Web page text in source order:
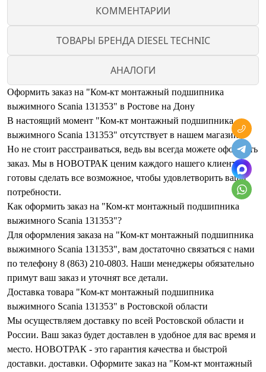
КОММЕНТАРИИ
ТОВАРЫ БРЕНДА DIESEL TECHNIC
АНАЛОГИ
Оформить заказ на "Ком-кт монтажный подшипника
выжимного Scania 131353" в Ростове на Дону
В настоящий момент "Ком-кт монтажный подшипника
выжимного Scania 131353" отсутствует в нашем магазине.
Но не стоит расстраиваться, ведь вы всегда можете оформить
заказ. Мы в НОВОТРАК ценим каждого нашего клиента и
готовы сделать все возможное, чтобы удовлетворить ваши
потребности.
Как оформить заказ на "Ком-кт монтажный подшипника
выжимного Scania 131353"?
Для оформления заказа на "Ком-кт монтажный подшипника
выжимного Scania 131353", вам достаточно связаться с нами
по телефону 8 (863) 210-0803. Наши менеджеры обязательно
примут ваш заказ и уточнят все детали.
Доставка товара "Ком-кт монтажный подшипника
выжимного Scania 131353" в Ростовской области
Мы осуществляем доставку по всей Ростовской области и
России. Ваш заказ будет доставлен в удобное для вас время и
место. НОВОТРАК - это гарантия качества и быстрой
доставки. доставки. Оформите заказ на "Ком-кт монтажный